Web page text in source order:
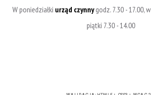
W poniedziałki urząd czynnygodz. 7.30 - 17.00,
piątki 7.30 - 14.00